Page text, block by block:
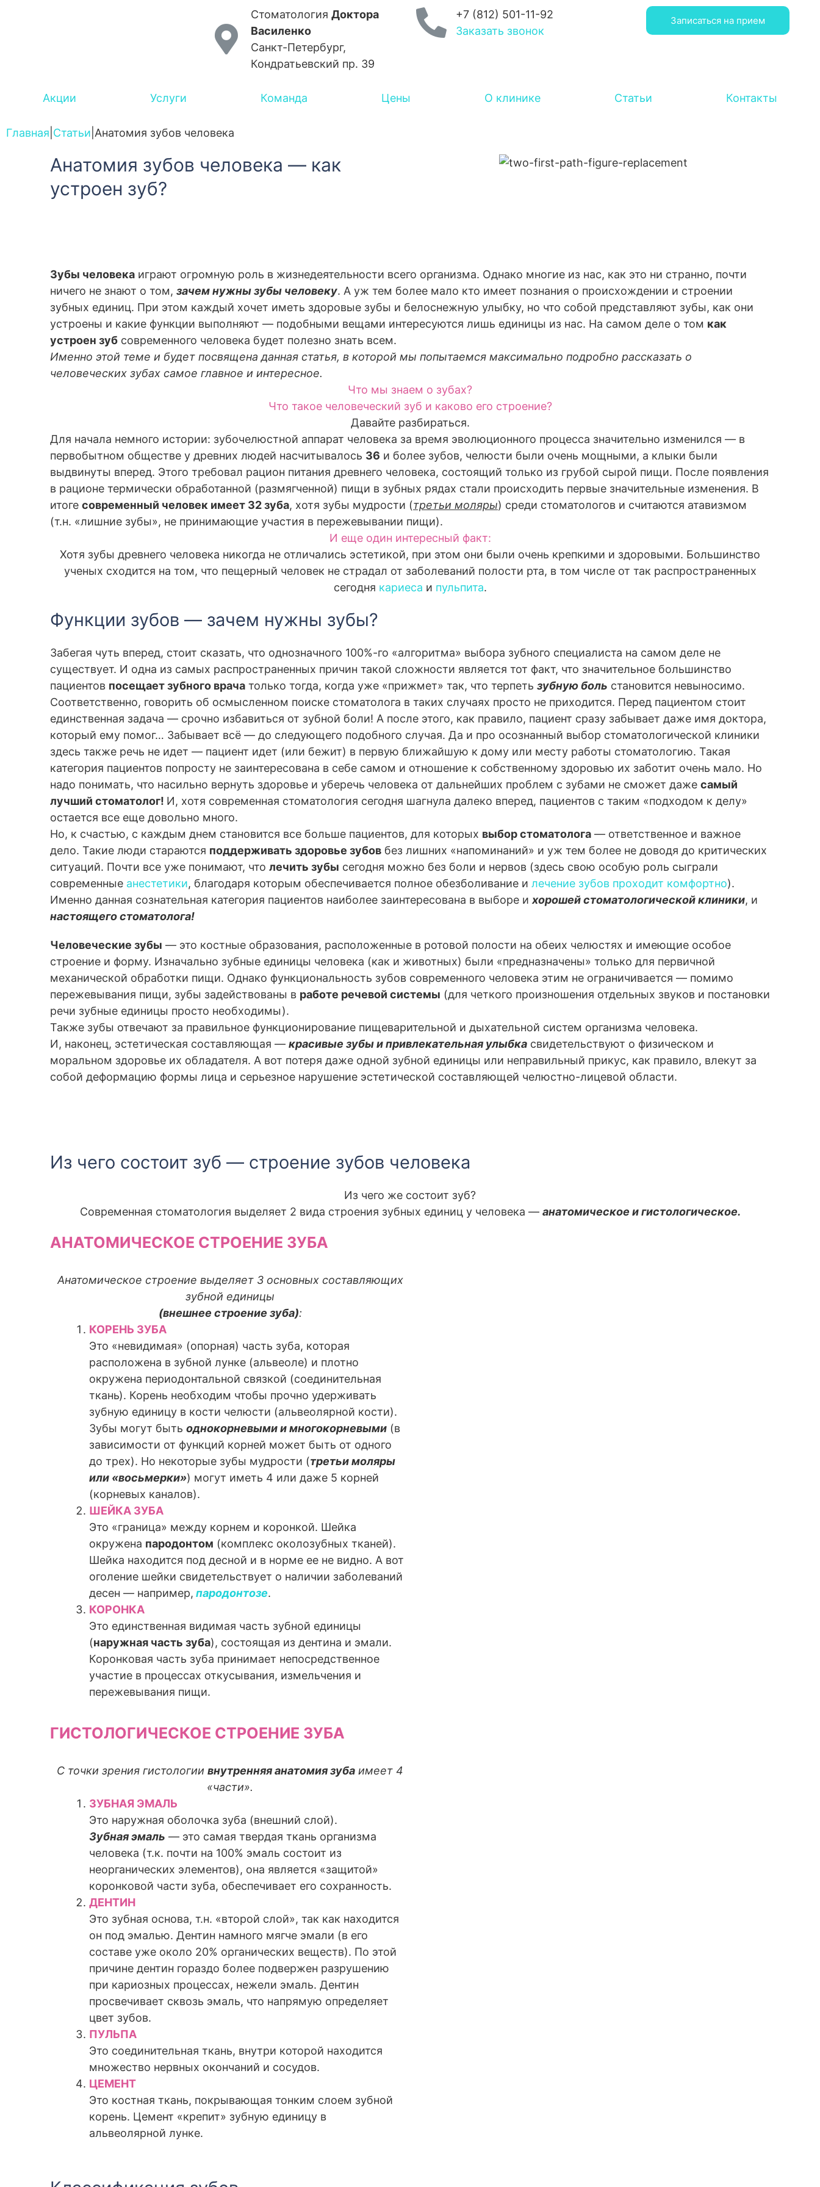
Стоматология Доктора
Василенко
Санкт-Петербург,
Кондратьевский пр. 39
+7 (812) 501-11-92
Заказать звонок
Записаться на прием
Акции Услуги Команда Цены О клинике Статьи Контакты
Главная Статьи Анатомия зубов человека
Анатомия зубов человека — как
устроен зуб?
Зубы человека играют огромную роль в жизнедеятельности всего организма. Однако многие из нас, как это ни странно, почти
ничего не знают о том, зачем нужны зубы человеку. А уж тем более мало кто имеет познания о происхождении и строении
зубных единиц. При этом каждый хочет иметь здоровые зубы и белоснежную улыбку, но что собой представляют зубы, как они
устроены и какие функции выполняют — подобными вещами интересуются лишь единицы из нас. На самом деле о том как
устроен зуб современного человека будет полезно знать всем.
Именно этой теме и будет посвящена данная статья, в которой мы попытаемся максимально подробно рассказать о
человеческих зубах самое главное и интересное.
Что мы знаем о зубах?
Что такое человеческий зуб и каково его строение?
Давайте разбираться.
Для начала немного истории: зубочелюстной аппарат человека за время эволюционного процесса значительно изменился — в
первобытном обществе у древних людей насчитывалось 36 и более зубов, челюсти были очень мощными, а клыки были
выдвинуты вперед. Этого требовал рацион питания древнего человека, состоящий только из грубой сырой пищи. После появления
в рационе термически обработанной (размягченной) пищи в зубных рядах стали происходить первые значительные изменения. В
итоге современный человек имеет 32 зуба, хотя зубы мудрости (третьи моляры) среди стоматологов и считаются атавизмом
(т.н. «лишние зубы», не принимающие участия в пережевывании пищи).
И еще один интересный факт:
Хотя зубы древнего человека никогда не отличались эстетикой, при этом они были очень крепкими и здоровыми. Большинство
ученых сходится на том, что пещерный человек не страдал от заболеваний полости рта, в том числе от так распространенных
сегодня кариеса и пульпита.
Функции зубов — зачем нужны зубы?
Забегая чуть вперед, стоит сказать, что однозначного 100%-го «алгоритма» выбора зубного специалиста на самом деле не
существует. И одна из самых распространенных причин такой сложности является тот факт, что значительное большинство
пациентов посещает зубного врача только тогда, когда уже «прижмет» так, что терпеть зубную боль становится невыносимо.
Соответственно, говорить об осмысленном поиске стоматолога в таких случаях просто не приходится. Перед пациентом стоит
единственная задача — срочно избавиться от зубной боли! А после этого, как правило, пациент сразу забывает даже имя доктора,
который ему помог… Забывает всё — до следующего подобного случая. Да и про осознанный выбор стоматологической клиники
здесь также речь не идет — пациент идет (или бежит) в первую ближайшую к дому или месту работы стоматологию. Такая
категория пациентов попросту не заинтересована в себе самом и отношение к собственному здоровью их заботит очень мало. Но
надо понимать, что насильно вернуть здоровье и уберечь человека от дальнейших проблем с зубами не сможет даже самый
лучший стоматолог! И, хотя современная стоматология сегодня шагнула далеко вперед, пациентов с таким «подходом к делу»
остается все еще довольно много.
Но, к счастью, с каждым днем становится все больше пациентов, для которых выбор стоматолога — ответственное и важное
дело. Такие люди стараются поддерживать здоровье зубов без лишних «напоминаний» и уж тем более не доводя до критических
ситуаций. Почти все уже понимают, что лечить зубы сегодня можно без боли и нервов (здесь свою особую роль сыграли
современные анестетики, благодаря которым обеспечивается полное обезболивание и лечение зубов проходит комфортно).
Именно данная сознательная категория пациентов наиболее заинтересована в выборе и хорошей стоматологической клиники, и
настоящего стоматолога!
Человеческие зубы — это костные образования, расположенные в ротовой полости на обеих челюстях и имеющие особое
строение и форму. Изначально зубные единицы человека (как и животных) были «предназначены» только для первичной
механической обработки пищи. Однако функциональность зубов современного человека этим не ограничивается — помимо
пережевывания пищи, зубы задействованы в работе речевой системы (для четкого произношения отдельных звуков и постановки
речи зубные единицы просто необходимы).
Также зубы отвечают за правильное функционирование пищеварительной и дыхательной систем организма человека.
И, наконец, эстетическая составляющая — красивые зубы и привлекательная улыбка свидетельствуют о физическом и
моральном здоровье их обладателя. А вот потеря даже одной зубной единицы или неправильный прикус, как правило, влекут за
собой деформацию формы лица и серьезное нарушение эстетической составляющей челюстно-лицевой области.
Из чего состоит зуб — строение зубов человека
Из чего же состоит зуб?
Современная стоматология выделяет 2 вида строения зубных единиц у человека — анатомическое и гистологическое.
АНАТОМИЧЕСКОЕ СТРОЕНИЕ ЗУБА
Анатомическое строение выделяет 3 основных составляющих
зубной единицы
(внешнее строение зуба):
КОРЕНЬ ЗУБА
Это «невидимая» (опорная) часть зуба, которая
расположена в зубной лунке (альвеоле) и плотно
окружена периодонтальной связкой (соединительная
ткань). Корень необходим чтобы прочно удерживать
зубную единицу в кости челюсти (альвеолярной кости).
Зубы могут быть однокорневыми и многокорневыми (в
зависимости от функций корней может быть от одного
до трех). Но некоторые зубы мудрости (третьи моляры
или «восьмерки») могут иметь 4 или даже 5 корней
(корневых каналов).
ШЕЙКА ЗУБА
Это «граница» между корнем и коронкой. Шейка
окружена пародонтом (комплекс околозубных тканей).
Шейка находится под десной и в норме ее не видно. А вот
оголение шейки свидетельствует о наличии заболеваний
десен — например, пародонтозе.
КОРОНКА
Это единственная видимая часть зубной единицы
(наружная часть зуба), состоящая из дентина и эмали.
Коронковая часть зуба принимает непосредственное
участие в процессах откусывания, измельчения и
пережевывания пищи.
ГИСТОЛОГИЧЕСКОЕ СТРОЕНИЕ ЗУБА
С точки зрения гистологии внутренняя анатомия зуба имеет 4
«части».
ЗУБНАЯ ЭМАЛЬ
Это наружная оболочка зуба (внешний слой).
Зубная эмаль — это самая твердая ткань организма
человека (т.к. почти на 100% эмаль состоит из
неорганических элементов), она является «защитой»
коронковой части зуба, обеспечивает его сохранность.
ДЕНТИН
Это зубная основа, т.н. «второй слой», так как находится
он под эмалью. Дентин намного мягче эмали (в его
составе уже около 20% органических веществ). По этой
причине дентин гораздо более подвержен разрушению
при кариозных процессах, нежели эмаль. Дентин
просвечивает сквозь эмаль, что напрямую определяет
цвет зубов.
ПУЛЬПА
Это соединительная ткань, внутри которой находится
множество нервных окончаний и сосудов.
ЦЕМЕНТ
Это костная ткань, покрывающая тонким слоем зубной
корень. Цемент «крепит» зубную единицу в
альвеолярной лунке.